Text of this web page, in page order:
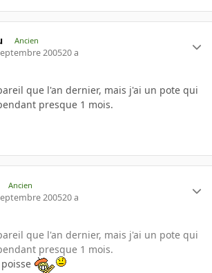
Ancien
200520 a
que l'an dernier, mais j'ai un pote qui
presque 1 mois.
Ancien
200520 a
que l'an dernier, mais j'ai un pote qui
presque 1 mois.